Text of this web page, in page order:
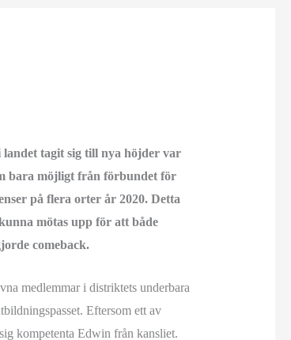
landet tagit sig till nya höjder var
bara möjligt från förbundet för
på flera orter år 2020. Detta
mötas upp för att både
comeback.
medlemmar i distriktets underbara
Eftersom ett av
kompetenta Edwin från kansliet.